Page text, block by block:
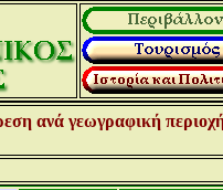
ανά γεωγραφική